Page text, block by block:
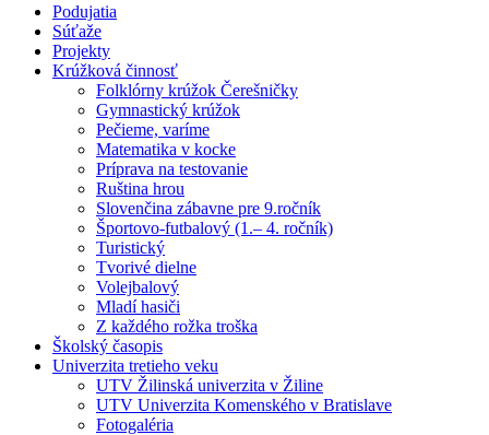
Podujatia
Súťaže
Projekty
Krúžková činnosť
Folklórny krúžok Čerešničky
Gymnastický krúžok
Pečieme, varíme
Matematika v kocke
Príprava na testovanie
Ruština hrou
Slovenčina zábavne pre 9.ročník
Športovo-futbalový (1.– 4. ročník)
Turistický
Tvorivé dielne
Volejbalový
Mladí hasiči
Z každého rožka troška
Školský časopis
Univerzita tretieho veku
UTV Žilinská univerzita v Žiline
UTV Univerzita Komenského v Bratislave
Fotogaléria